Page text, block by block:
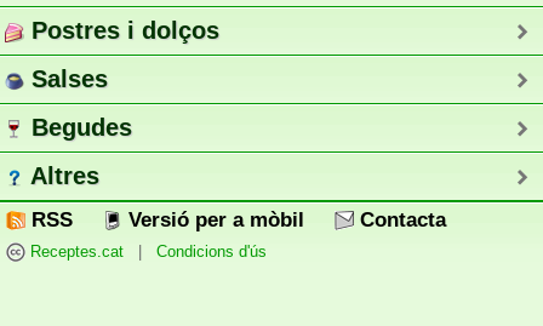
Postres i dolços
Salses
Begudes
Altres
RSS Versió per a mòbil Contacta
Receptes.cat Condicions d'ús